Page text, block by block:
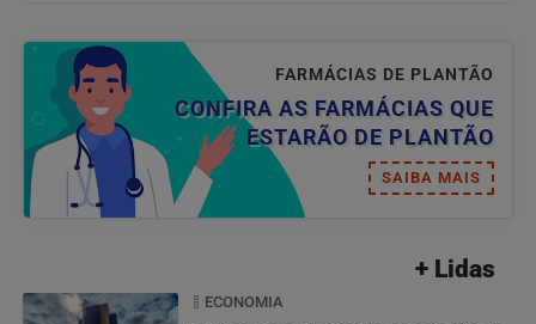
FARMÁCIAS DE PLANTÃO
CONFIRA AS FARMÁCIAS QUE
ESTARÃO DE PLANTÃO
SAIBA MAIS
+ Lidas
ECONOMIA